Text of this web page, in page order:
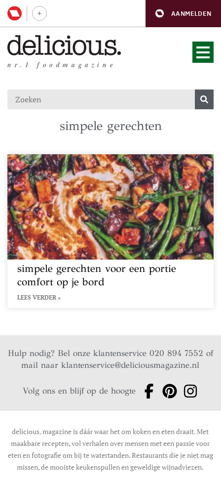
AANMELDEN
nr.1 foodmagazine
simpele gerechten
simpele gerechten voor een portie
comfort op je bord
LEES VERDER »
Hulp nodig? Bel onze klantenservice 020 894 7552 of
mail naarklantenservice@deliciousmagazine.nl
Volg ons en blijf op de hoogte
delicious. magazine is dáár waar het om koken en eten draait. Met
maakbare recepten, vol verhalen over mensen met een passie voor
eten en fotografie om bij te watertanden. Restaurants die je niet mag
missen, de mooiste keukenspullen en geweldige wijnadviezen.